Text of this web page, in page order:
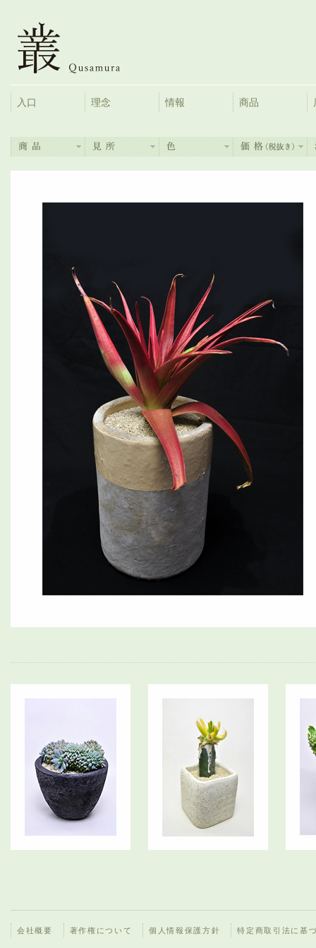
入口 理念 情報 商品
会社概要 著作権について 個人情報保護方針 特定商取引法に基